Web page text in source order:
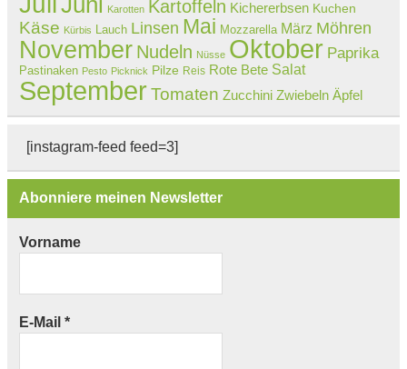
Karotten Kartoffeln Kichererbsen Kuchen
Käse Kürbis Lauch Linsen Mai Mozzarella März Möhren
November Nudeln Nüsse Oktober Paprika
Pastinaken Pesto Picknick Pilze Reis Rote Bete Salat
September Tomaten Zucchini Zwiebeln Äpfel
[instagram-feed feed=3]
Abonniere meinen Newsletter
Vorname
E-Mail *